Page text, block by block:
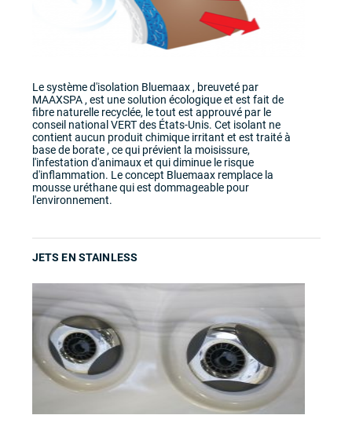
Le système d'isolation Bluemaax , breuveté par
MAAXSPA , est une solution écologique et est fait de
fibre naturelle recyclée, le tout est approuvé par le
conseil national VERT des États-Unis. Cet isolant ne
contient aucun produit chimique irritant et est traité à
base de borate , ce qui prévient la moisissure,
l'infestation d'animaux et qui diminue le risque
d'inflammation. Le concept Bluemaax remplace la
mousse uréthane qui est dommageable pour
l'environnement.
JETS EN STAINLESS